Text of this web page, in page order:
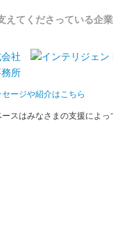
印 御城印切手付き
印 御城印切手付き
えてくださっている企
ージや紹介はこちら
スはみなさまの支援によっ